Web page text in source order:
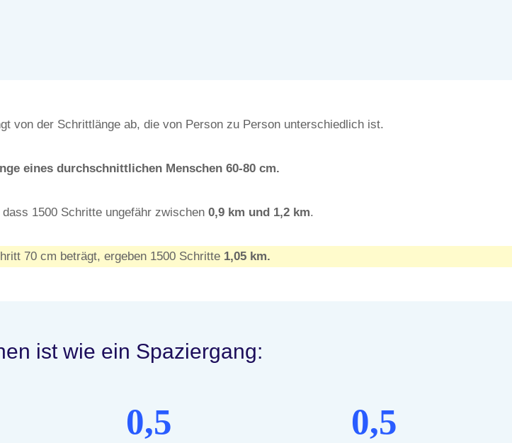
von der Schrittlänge ab, die von Person zu Person unterschiedlich ist.
eines durchschnittlichen Menschen 60-80 cm.
1500 Schritte ungefähr zwischen 0,9 km und 1,2 km.
70 cm beträgt, ergeben 1500 Schritte 1,05 km.
ist wie ein Spaziergang:
0,5 0,5